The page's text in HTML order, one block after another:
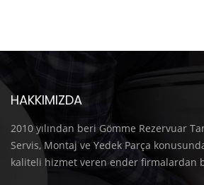
HAKKIMIZDA
2010 yılından beri Gömme Rezervuar
Servis, Montaj ve Yedek Parça
kaliteli hizmet veren ender firmalardan